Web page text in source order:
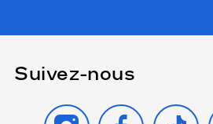
Suivez-nous
INSTAGRAMFACEBOOK
TIKTOK